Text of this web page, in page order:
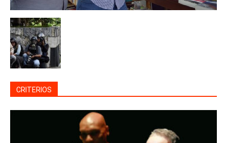
CRITERIOS